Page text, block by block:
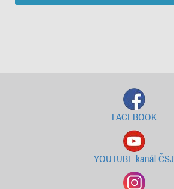
FACEBOOK
YOUTUBE kanál ČSJ